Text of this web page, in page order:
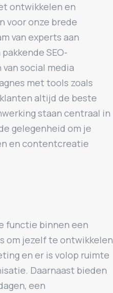
ontwikkelen en
voor onze brede
van experts aan
SEO-
social media
met tools zoals
altijd de beste
staan centraal in
gelegenheid om je
en contentcreatie
functie binnen een
om jezelf te ontwikkelen
en er is volop ruimte
Daarnaast bieden
een